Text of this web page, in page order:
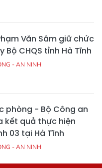
Văn Sâm giữ chức
Bộ CHQS tỉnh Hà Tĩnh
- AN NINH
phòng - Bộ Công an
kết quả thực hiện
03 tại Hà Tĩnh
- AN NINH